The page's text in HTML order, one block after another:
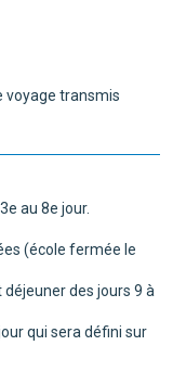
voyage transmis
au 8e jour.
(école fermée le
des jours 9 à
qui sera défini sur